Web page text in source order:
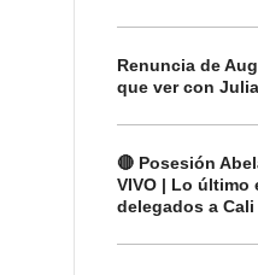
Renuncia de
que ver con
🔴 Posesión
VIVO | Lo último
delegados a Cali